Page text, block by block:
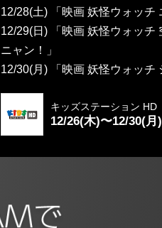
12/28(土) 「映画 妖怪ウォッチ
12/29(日) 「映画 妖怪ウォッ
ニャン！」
12/30(月) 「映画 妖怪ウォッチ
キッズステーション HD
12/26(木)〜12/30(月)